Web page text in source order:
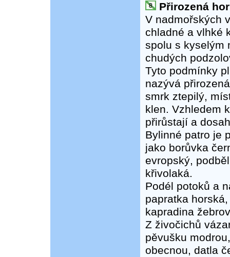
Přirozená
V nadmořských
chladné a vlhké
spolu s kyselým
chudých
Tyto podmínky
nazývá
smrk ztepilý,
klen. Vzhledem
přirůstají a
Bylinné patro je
jako borůvka
evropský,
křivolaká.
Podél potoků a
papratka
kapradina
Z živočichů
pěvušku
obecnou, datla